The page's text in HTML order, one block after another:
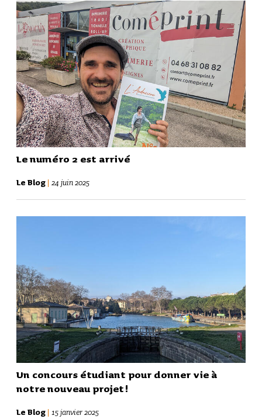
Le numéro 2 est arrivé
Le Blog 24 juin 2025
Un concours étudiant pour donner vie à
notre nouveau projet !
Le Blog 15 janvier 2025